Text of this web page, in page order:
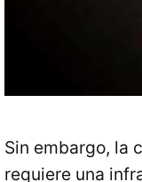
Sin embargo, la
requiere una